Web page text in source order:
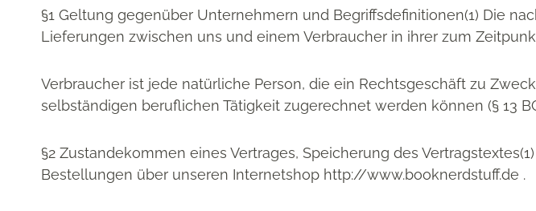
§1 Geltung gegenüber Unternehmern und Begriffsdefinitionen(1) Die
Lieferungen zwischen uns und einem Verbraucher in ihrer zum
Verbraucher ist jede natürliche Person, die ein Rechtsgeschäft zu
selbständigen beruflichen Tätigkeit zugerechnet werden können (§ 13
§2 Zustandekommen eines Vertrages, Speicherung des
Bestellungen über unseren Internetshop http://www.booknerdstuff.de .